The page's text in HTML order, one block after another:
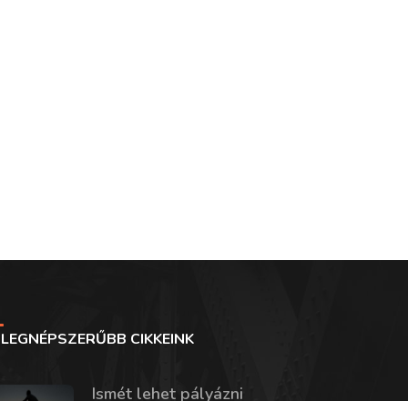
LEGNÉPSZERŰBB CIKKEINK
Ismét lehet pályázni